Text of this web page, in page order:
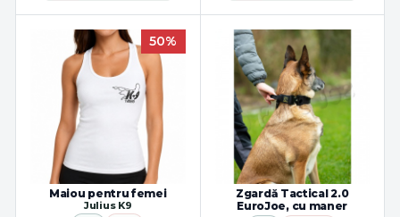
50%
Maiou pentru femei
Julius K9
Zgardă Tactical 2.0
EuroJoe, cu maner